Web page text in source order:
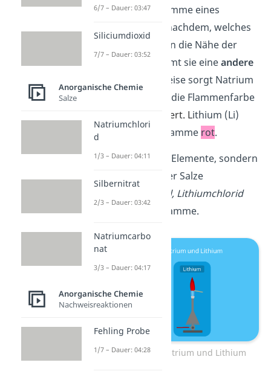
sich um dieblaue
Flamme eines
Bunsenbrenners. Je nachdem, welches
in die Nähe der
Flamme kommt, nimmt sie eineandere
an. Beispielsweise sorgt Natrium
(Na) dafür, dass sich die Flammenfarbe
ändert. Lithium (Li)
hingegen färbt die Flamme rot.
Merke:Nicht nur die Elemente, sondern
auch die meisten ihrer Salze
Natriumchlorid NaCl, Lithiumchlorid
LiCl
) verfärben die Flamme.
Flammenfärbung Natrium und Lithium
6/7 – Dauer: 03:47
Siliciumdioxid
7/7 – Dauer: 03:52
Anorganische Chemie
Salze
Natriumchlori
d
1/3 – Dauer: 04:11
Silbernitrat
2/3 – Dauer: 03:42
Natriumcarbo
nat
3/3 – Dauer: 04:17
Anorganische Chemie
Nachweisreaktionen
Fehling Probe
1/7 – Dauer: 04:28